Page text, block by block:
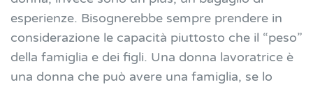
esperienze. Bisognerebbe sempre prendere in
considerazione le capacità piuttosto che il “peso”
della famiglia e dei figli. Una donna lavoratrice è
una donna che può avere una famiglia, se lo